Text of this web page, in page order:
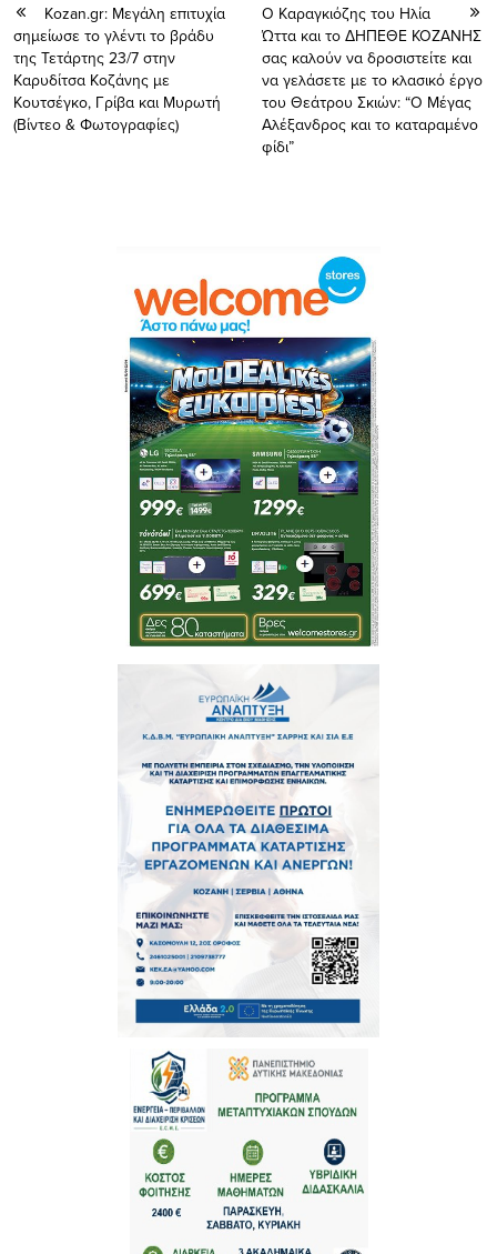
Kozan.gr: Μεγάλη επιτυχία
σημείωσε το γλέντι το βράδυ
της Τετάρτης 23/7 στην
Καρυδίτσα Κοζάνης με
Κουτσέγκο, Γρίβα και Μυρωτή
(Βίντεο & Φωτογραφίες)
Ο Καραγκιόζης του Ηλία
Ώττα και το ΔΗΠΕΘΕ ΚΟΖΑΝΗΣ
σας καλούν να δροσιστείτε και
να γελάσετε με το κλασικό έργο
του Θεάτρου Σκιών: “Ο Μέγας
Αλέξανδρος και το καταραμένο
φίδι”